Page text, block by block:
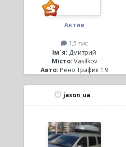
Актив
1,5 тис
Ім`я: Дмитрий
Місто: Vasilkov
Авто: Рено Трафик 1.9
jason_ua